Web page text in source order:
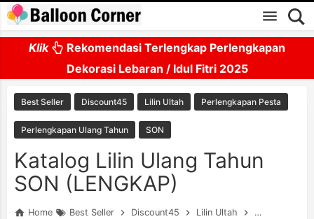
Skip to main content
Klik
Rekomendasi Terlengkap Perlengkapan
Dekorasi Lebaran / Idul Fitri 2025
Best Seller Discount45 Lilin Ultah Perlengkapan Pesta
Perlengkapan Ulang Tahun SON
Katalog Lilin Ulang Tahun
SON (LENGKAP)
Home Best Seller Discount45 Lilin Ultah Perlengkapan